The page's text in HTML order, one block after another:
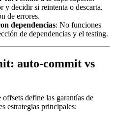
y decidir si reintenta o descarta.
de errores.
dependencias: No funciones
de dependencias y el testing.
auto-commit vs
define las garantías de
estrategias principales: